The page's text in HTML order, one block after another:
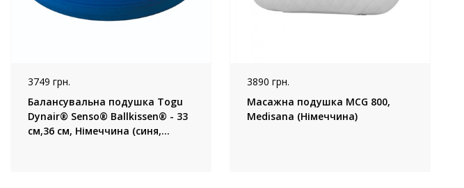
3749 грн.
Балансувальна подушка Togu
Dynair® Senso® Ballkissen® - 33
см,36 см, Німеччина (синя,
3890 грн.
Масажна подушка MCG 800,
Medisana (Німеччина)